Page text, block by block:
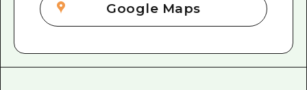
Google Maps